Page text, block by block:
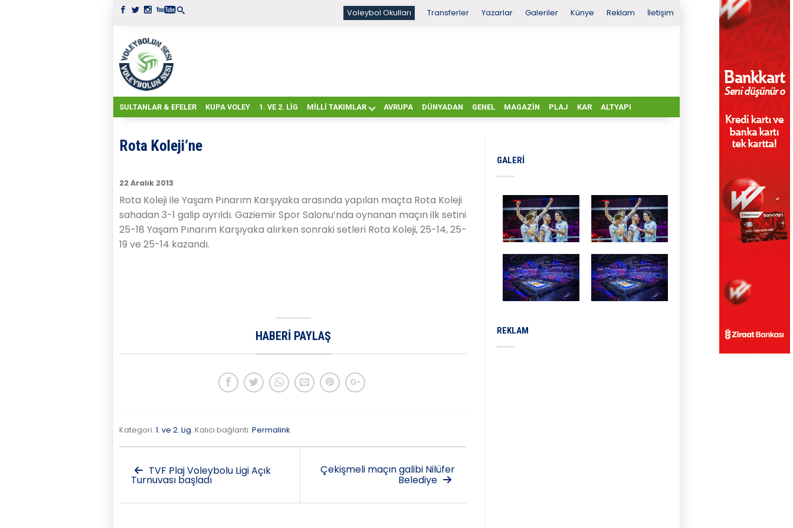
Voleybol Okulları Transferler Yazarlar Galeriler Künye Reklam İletişim
SULTANLAR & EFELER KUPA VOLEY 1. VE 2. LIG MILLI TAKIMLAR AVRUPA DÜNYADAN GENEL MAGAZIN PLAJ KAR ALTYAPI
Rota Koleji’ne
22 Aralık 2013
Rota Koleji ile Yaşam Pınarım Karşıyaka arasında yapılan maçta Rota Koleji
sahadan 3-1 galip ayrıldı. Gaziemir Spor Salonu’nda oynanan maçın ilk setini
25-18 Yaşam Pınarım Karşıyaka alırken sonraki setleri Rota Koleji, 25-14, 25-
19 ve 25-14 kazandı.
HABERI PAYLAŞ
Kategori: 1. ve 2. Lig. Kalıcı bağlantı: Permalink.
TVF Plaj Voleybolu Ligi Açık
Turnuvası başladı
Çekişmeli maçın galibi Nilüfer
Belediye
GALERI
REKLAM